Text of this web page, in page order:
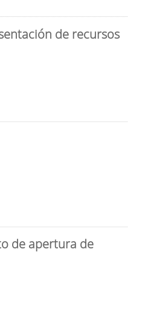
de recursos
de apertura de